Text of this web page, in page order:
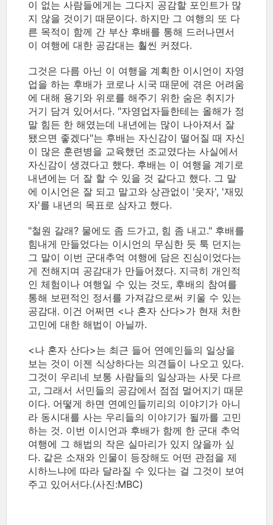
이 없는 사람들에게는 그다지 공감할 포인트가 많
지 않을 것이기 때문이다. 하지만 그 여행의 또 다
른 목적이 함께 간 부산 후배를 통해 드러나면서
이 여행에 대한 공감대는 훨씬 커졌다.
그것은 다름 아닌 이 여행을 계획한 이시언이 자영
업을 하는 후배가 코로나 시국 때문에 겪은 어려움
에 대해 용기와 위로를 해주기 위한 숨은 취지가
거기 담겨 있어서다. "자영업자들한테는 올해가 정
말 힘든 한 해였는데 내년에는 많이 나아져서 잘
됐으면 좋겠다"는 후배는 자신감이 떨어질 때 자신
이 많은 훈련병을 교육했던 조교였다는 사실에서
자신감이 생겼다고 했다. 후배는 이 여행을 계기로
내년에는 더 잘 할 수 있을 것 같다고 했다. 그 말
에 이시언은 잘 되고 말고와 상관없이 '웃자', '재밌
자'를 내년의 목표로 삼자고 했다.
"철원 갈래? 물에도 좀 드가고, 힘 좀 내고." 후배를
힘내게 만들었다는 이시언의 무심한 듯 툭 던지는
그 말이 이번 군대추억 여행에 담은 진심이었다는
게 전해지며 공감대가 만들어졌다. 지극히 개인적
인 체험이나 여행일 수 있는 것도, 후배의 참여를
통해 보편적인 정서를 가져감으로써 키울 수 있는
공감대. 이건 어쩌면 <나 혼자 산다>가 현재 처한
고민에 대한 해법이 아닐까.
<나 혼자 산다>는 최근 들어 연예인들의 일상을
보는 것이 이젠 식상하다는 의견들이 나오고 있다.
그것이 우리네 보통 사람들의 일상과는 사뭇 다르
고, 그래서 서민들의 공감에서 점점 멀어지기 때문
이다. 어떻게 하면 연예인들끼리의 이야기가 아니
라 동시대를 사는 우리들의 이야기가 될까를 고민
하는 것. 이번 이시언과 후배가 함께 한 군대 추억
여행에 그 해법의 작은 실마리가 있지 않을까 싶
다. 같은 소재와 인물이 등장해도 어떤 관점을 제
시하느냐에 따라 달라질 수 있다는 걸 그것이 보여
주고 있어서다.(사진:MBC)